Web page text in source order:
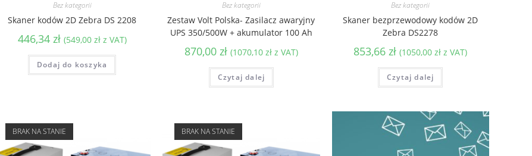
Bez kategorii
Skaner kodów 2D Zebra DS 2208
446,34 zł (549,00 złz VAT)
Dodaj do koszyka
Bez kategorii
Zestaw Volt Polska- Zasilacz awaryjny
UPS 350/500W + akumulator 100 Ah
870,00 zł (1070,10 złz VAT)
Czytaj dalej
Bez kategorii
Skaner bezprzewodowy kodów 2D
Zebra DS2278
853,66zł (1050,00zł z VAT)
Czytaj dalej
BRAK NA STANIE BRAK NA STANIE